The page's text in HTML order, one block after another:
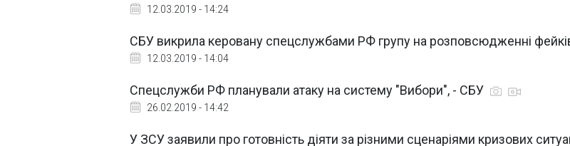
12.03.2019 - 14:24
СБУ викрила керовану спецслужбами РФ групу на розповсюдженні
12.03.2019 - 14:04
Спецслужби РФ планували атаку на систему "Вибори", - СБУ
26.02.2019 - 14:42
У ЗСУ заявили про готовність діяти за різними сценаріями кризових